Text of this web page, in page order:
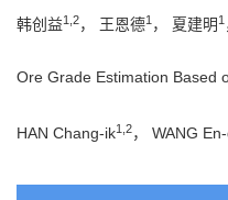
韩创益1,2， 王恩德1 ， 夏建明 1
Ore Grade Estimation Based
HAN Chang-ik1,2， WANG